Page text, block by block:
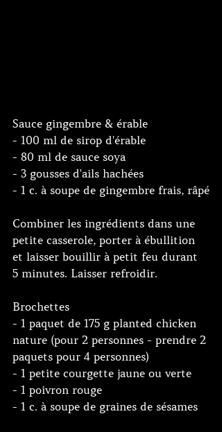
Sauce gingembre & érable
- 100 ml de sirop d'érable
- 80 ml de sauce soya
- 3 gousses d'ails hachées
- 1 c. à soupe de gingembre frais, râpé
Combiner les ingrédients dans une
petite casserole, porter à ébullition
et laisser bouillir à petit feu durant
5 minutes. Laisser refroidir.
Brochettes
- 1 paquet de 175 g planted chicken
nature (pour 2 personnes - prendre 2
paquets pour 4 personnes)
- 1 petite courgette jaune ou verte
- 1 poivron rouge
- 1 c. à soupe de graines de sésames